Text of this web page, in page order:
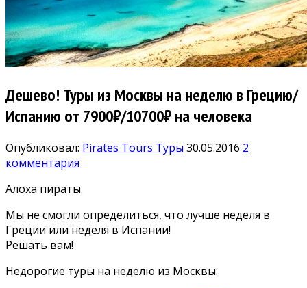
Дешево! Туры из Москвы на неделю в Грецию/
Испанию от 7900₽/10700₽ на человека
Опубликовал: Pirates Tours Туры 30.05.2016 2
комментария
Алоха пираты.
Мы не смогли определиться, что лучше неделя в
Греции или неделя в Испании!
Решать вам!
Недорогие туры на неделю из Москвы: